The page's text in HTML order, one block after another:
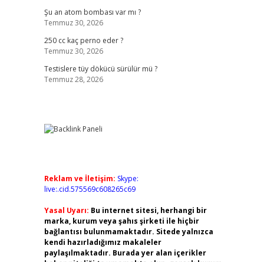
Şu an atom bombası var mı ?
Temmuz 30, 2026
250 cc kaç perno eder ?
Temmuz 30, 2026
Testislere tüy dökücü sürülür mü ?
Temmuz 28, 2026
Reklam ve İletişim: Skype:
live:.cid.575569c608265c69
Yasal Uyarı: Bu internet sitesi, herhangi bir
marka, kurum veya şahıs şirketi ile hiçbir
bağlantısı bulunmamaktadır. Sitede yalnızca
kendi hazırladığımız makaleler
paylaşılmaktadır. Burada yer alan içerikler